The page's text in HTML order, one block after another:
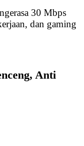
30 Mbps
dan gaming
Anti